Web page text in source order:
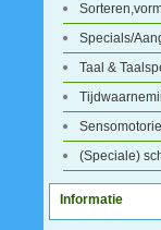
Specials/
Taal &
(Speciale)
Informatie